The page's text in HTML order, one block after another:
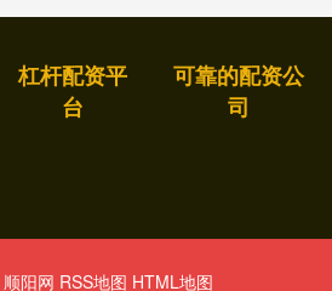
杠杆配资平
台
可靠的配资公
司
顺阳网 RSS地图 HTML地图